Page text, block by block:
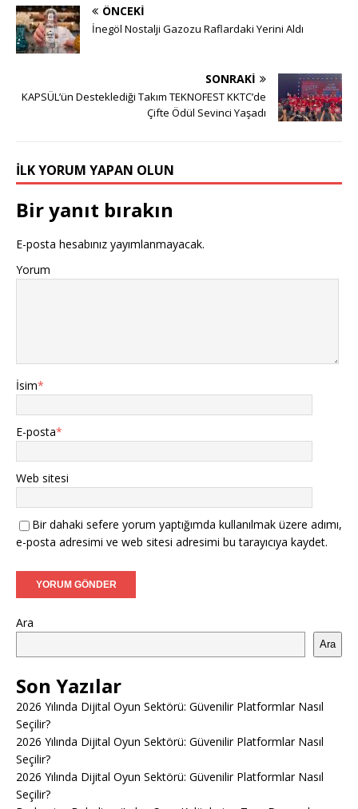
ÖNCEKI
İnegöl Nostalji Gazozu Raflardaki Yerini Aldı
SONRAKI
KAPSÜL’ün Desteklediği Takım TEKNOFEST KKTC’de
Çifte Ödül Sevinci Yaşadı
İLK YORUM YAPAN OLUN
Bir yanıt bırakın
E-posta hesabınız yayımlanmayacak.
Yorum
İsim*
E-posta*
Web sitesi
Bir dahaki sefere yorum yaptığımda kullanılmak üzere adımı,
e-posta adresimi ve web sitesi adresimi bu tarayıcıya kaydet.
Ara
Ara
Son Yazılar
2026 Yılında Dijital Oyun Sektörü: Güvenilir Platformlar Nasıl
Seçilir?
2026 Yılında Dijital Oyun Sektörü: Güvenilir Platformlar Nasıl
Seçilir?
2026 Yılında Dijital Oyun Sektörü: Güvenilir Platformlar Nasıl
Seçilir?